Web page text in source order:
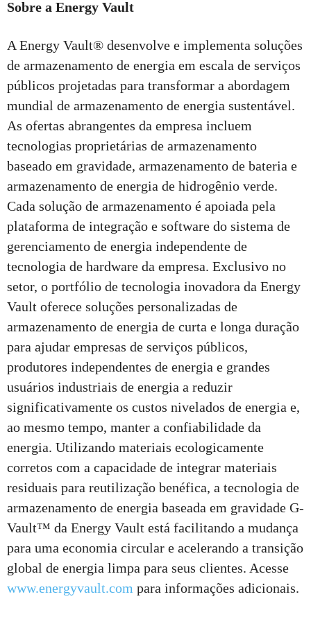
Sobre a Energy Vault
A Energy Vault® desenvolve e implementa soluções
de armazenamento de energia em escala de serviços
públicos projetadas para transformar a abordagem
mundial de armazenamento de energia sustentável.
As ofertas abrangentes da empresa incluem
tecnologias proprietárias de armazenamento
baseado em gravidade, armazenamento de bateria e
armazenamento de energia de hidrogênio verde.
Cada solução de armazenamento é apoiada pela
plataforma de integração e software do sistema de
gerenciamento de energia independente de
tecnologia de hardware da empresa. Exclusivo no
setor, o portfólio de tecnologia inovadora da Energy
Vault oferece soluções personalizadas de
armazenamento de energia de curta e longa duração
para ajudar empresas de serviços públicos,
produtores independentes de energia e grandes
usuários industriais de energia a reduzir
significativamente os custos nivelados de energia e,
ao mesmo tempo, manter a confiabilidade da
energia. Utilizando materiais ecologicamente
corretos com a capacidade de integrar materiais
residuais para reutilização benéfica, a tecnologia de
armazenamento de energia baseada em gravidade G-
Vault™ da Energy Vault está facilitando a mudança
para uma economia circular e acelerando a transição
global de energia limpa para seus clientes. Acesse
www.energyvault.com para informações adicionais.